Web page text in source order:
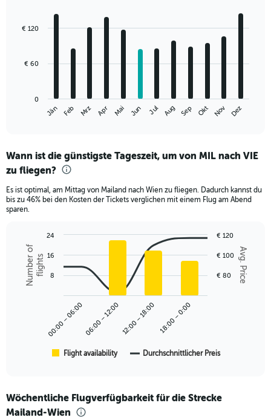
12
The
Range:
12
The
chart
axis
displaying
values.
Range:
Jän Feb Mrz Apr Mai Jun Jul Aug Sep Okt Nov Dez
0
€ 60
€ 120
Wann ist die günstigste Tageszeit, um von MIL nach VIE
zu fliegen?
Es ist optimal, am Mittag von Mailand nach Wien zu fliegen. Dadurch kannst du
bis zu 46% bei den Kosten der Tickets verglichen mit einem Flug am Abend
sparen.
Combination
chart
with
data
categories.
Range:
Chart
graphic.
Avg. Price
Number offlights
Flight availability Durchschnittlicher Preis
00:00 – 06:0006:00 – 12:0012:00 – 18:00 18:00 – 0:00
€ 80
€ 100
€ 120
8
16
24
Wöchentliche Flugverfügbarkeit für die Strecke
Mailand-Wien